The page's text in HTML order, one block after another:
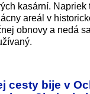
kasární. Napriek
areál v
obnovy a nedá
cesty bije v